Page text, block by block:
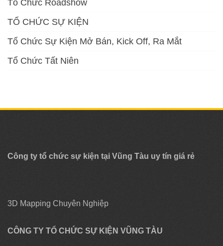
Tổ Chức Roadshow
TỔ CHỨC SỰ KIỆN
Tổ Chức Sự Kiện Mở Bán, Kick Off, Ra Mắt
Tổ Chức Tất Niên
Công ty tổ chức sự kiện tại Vũng Tàu uy tín giá rẻ
3D Mapping Chuyên Nghiệp
CÔNG TY TỔ CHỨC SỰ KIỆN VŨNG TÀU